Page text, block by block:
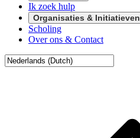
Ik zoek hulp
Organisaties & Initiatieven
Scholing
Over ons & Contact